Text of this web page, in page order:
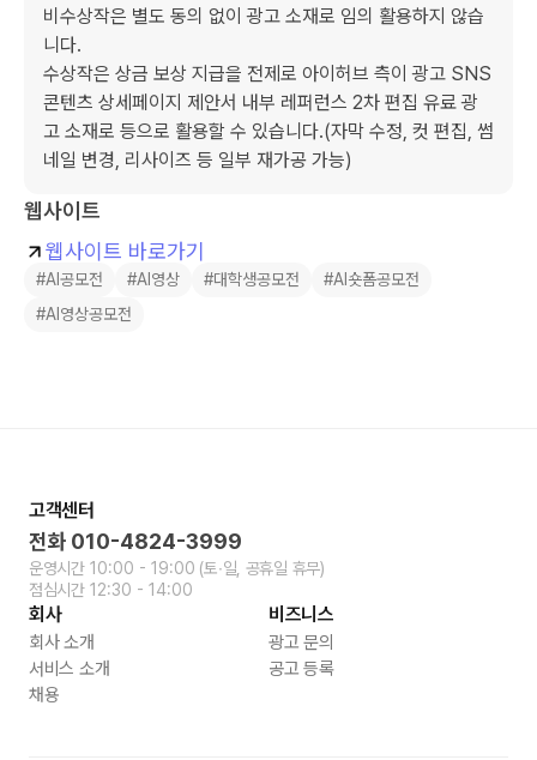
비수상작은 별도 동의 없이 광고 소재로 임의 활용하지 않습
니다.
수상작은 상금 보상 지급을 전제로 아이허브 측이 광고 SNS
콘텐츠 상세페이지 제안서 내부 레퍼런스 2차 편집 유료 광
고 소재로 등으로 활용할 수 있습니다.(자막 수정, 컷 편집, 썸
네일 변경, 리사이즈 등 일부 재가공 가능)
웹사이트
웹사이트 바로가기
#AI공모전 #AI영상 #대학생공모전
#AI숏폼공모전
#AI영상공모전
고객센터
전화 010-4824-3999
운영시간 10:00 - 19:00 (토∙일, 공휴일 휴무)
점심시간 12:30 - 14:00
회사
회사 소개
서비스 소개
채용
비즈니스
광고 문의
공고 등록